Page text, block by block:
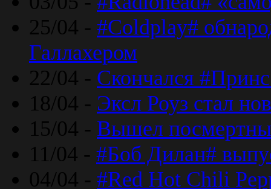
25/04 - #Coldplay#
Галлахером
22/04 - Скончался
18/04 - Эксл Роуз стал
15/04 - Вышел
11/04 - #Боб Дилан#
04/04 - #Red Hot Chili